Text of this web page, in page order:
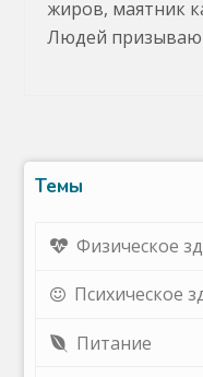
жиров, маятник
Людей
Темы
Физическое
Психическое
Питание